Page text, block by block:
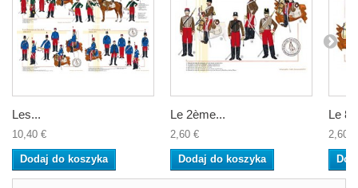
Les...
10,40 €
Dodaj do koszyka
Le 2ème...
2,60 €
Dodaj do koszyka
Le
2,60 €